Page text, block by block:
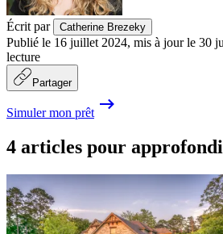
Écrit par Catherine Brezeky
Publié le 16 juillet 2024, mis à jour le 30
lecture
Partager
Simuler mon prêt
4 articles pour